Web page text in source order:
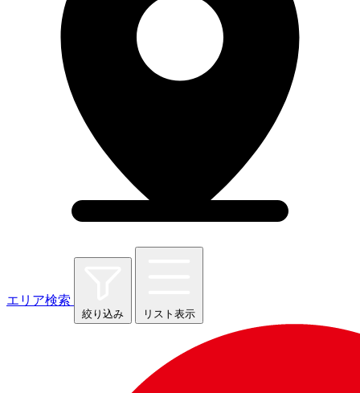
エリア検索
絞り込み リスト表示